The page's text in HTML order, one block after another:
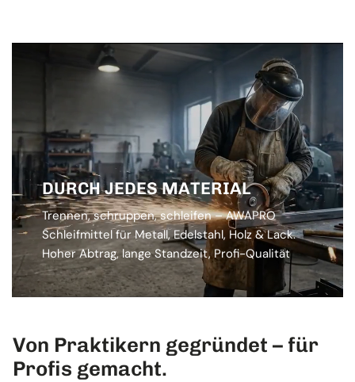
DURCH JEDES MATERIAL
Trennen, schruppen, schleifen – AWAPRO
Schleifmittel für Metall, Edelstahl, Holz & Lack.
Hoher Abtrag, lange Standzeit, Profi-Qualität
Von Praktikern gegründet – für
Profis gemacht.